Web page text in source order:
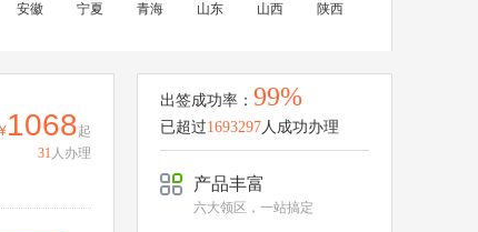
安徽 宁夏 青海 山东 山西
陕西
1068起
31 人办理
出签成功率： 99%
已超过1693297人成功办理
产品丰富
六大领区，一站搞定